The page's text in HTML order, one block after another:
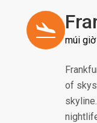
múi
of